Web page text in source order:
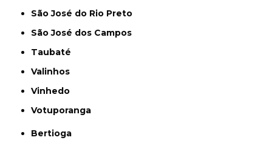
São José do Rio Preto
São José dos Campos
Taubaté
Valinhos
Vinhedo
Votuporanga
Bertioga